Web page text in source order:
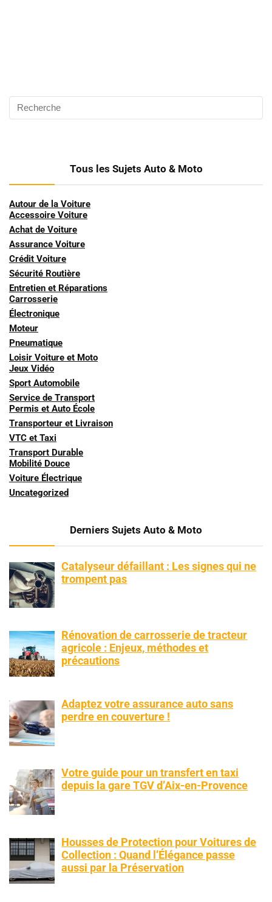
Tous les Sujets Auto & Moto
Autour de la Voiture
Accessoire Voiture
Achat de Voiture
Assurance Voiture
Crédit Voiture
Sécurité Routière
Entretien et Réparations
Carrosserie
Électronique
Moteur
Pneumatique
Loisir Voiture et Moto
Jeux Vidéo
Sport Automobile
Service de Transport
Permis et Auto École
Transporteur et Livraison
VTC et Taxi
Transport Durable
Mobilité Douce
Voiture Électrique
Uncategorized
Derniers Sujets Auto & Moto
Catalyseur défaillant : Les signes qui ne
trompent pas
Rénovation de carrosserie de tracteur
agricole : Enjeux, méthodes et
précautions
Adaptez votre assurance auto sans
perdre en couverture !
Votre guide pour un transfert en taxi
depuis la gare TGV d’Aix-en-Provence
Housses de Protection pour Voitures de
Collection : Quand l’Élégance passe
aussi par la Préservation